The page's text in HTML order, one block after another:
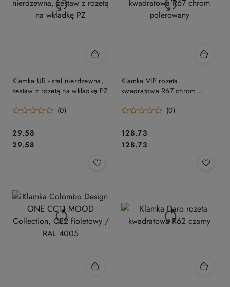
Klamka UR - stal nierdzewna,
zestaw z rozetą na wkładkę PZ
(0)
Cena:
29.58
Cena:
29.58
Klamka VIP rozeta
kwadratowa R67 chrom
(0)
Cena:
128.73
Cena:
128.73